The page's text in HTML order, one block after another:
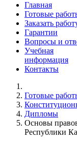
Главная
Готовые
Заказать
Гарантии
Вопросы и
Учебная
информация
Контакты
Готовые
Дипломы
Основы
Республики